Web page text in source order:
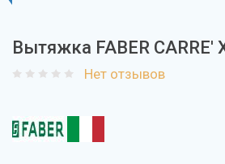
Вытяжка FABER CARRE'
Нет отзывов